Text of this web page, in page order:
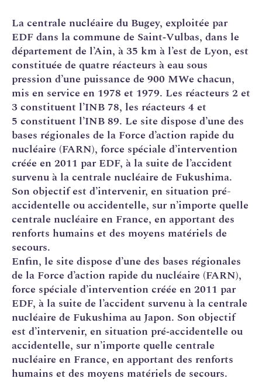
Lacentrale nucléaire du Bugey, exploitée par
EDFdans la commune de Saint‑Vulbas, dans le
département de l’Ain, à 35 km à l’est de Lyon, est
constituée de quatre réacteurs à eau sous
pression d’une puissance de 900 MWe chacun,
mis en service en 1978 et 1979. Les réacteurs 2 et
3 constituent l’INB 78, les réacteurs 4 et
5 constituent l’INB 89. Le site dispose d’une des
bases régionales de la Force d’action rapide du
nucléaire (FARN), force spéciale d’intervention
créée en 2011 par EDF, à la suite de l’accident
survenu à la centrale nucléaire de Fukushima.
Son objectif est d’intervenir, en situation pré-
accidentelle ou accidentelle, sur n’importe quelle
centrale nucléaire en France, en apportant des
renforts humains et des moyens matériels de
secours.
Enfin, le site dispose d’une des bases régionales
de la Force d’action rapide du nucléaire (FARN),
force spéciale d’intervention créée en 2011 par
EDF, à la suite de l’accident survenu à la centrale
nucléaire de Fukushimaau Japon. Son objectif
est d’intervenir, en situation pré‑accidentelle ou
accidentelle, sur n’importe quelle centrale
nucléaire en France, en apportant des renforts
humains et des moyens matériels de secours.